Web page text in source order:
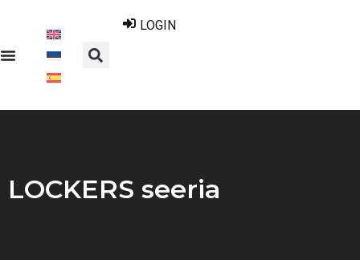
LOGIN
LOCKERS seeria